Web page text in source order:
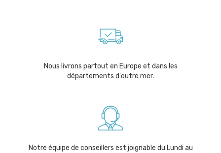
Nous livrons partout en Europe et dans les
départements d'outre mer.
Notre équipe de conseillers est joignable du Lundi au